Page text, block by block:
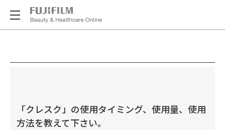
「クレスク」の使用タイミング、使用量、使用
方法を教えて下さい。